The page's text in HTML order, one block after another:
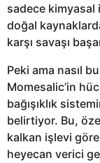
sadece kimyasal
doğal
karşı savaşı
Peki ama nasıl
Momesalic’in
bağışıklık
belirtiyor. Bu,
kalkan işlevi
heyecan verici